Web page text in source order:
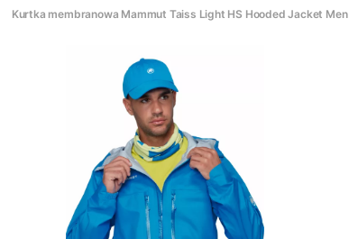
Kurtka membranowa Mammut Taiss Light HS Hooded Jacket Men